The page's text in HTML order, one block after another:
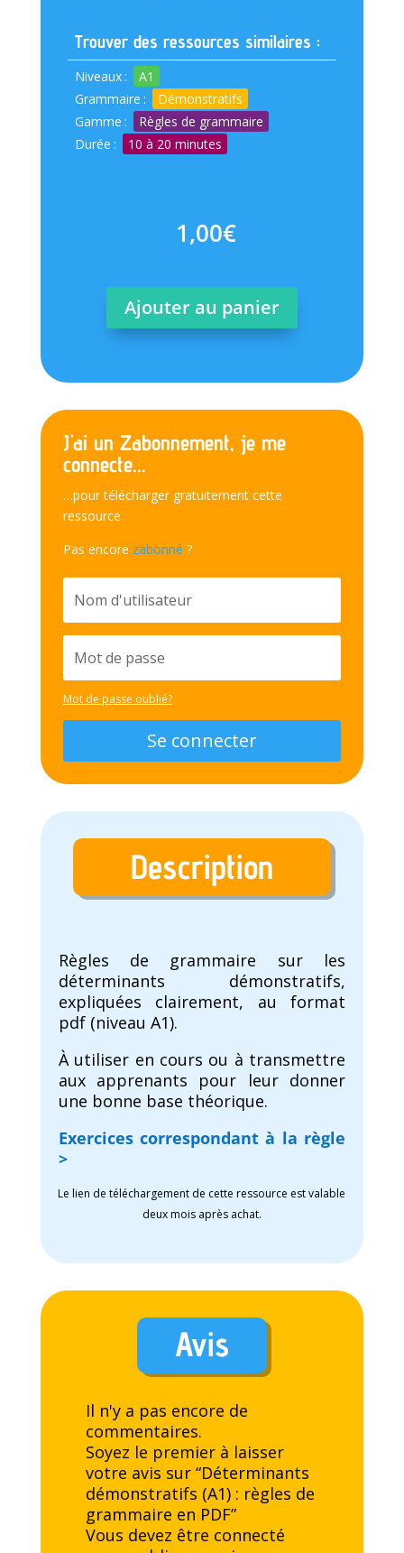
Trouver des ressources similaires :
Niveaux :
A1
Grammaire :
Démonstratifs
Gamme :
Règles de grammaire
Durée : 10 à 20 minutes
1,00€
Ajouter au panier
J'ai un Zabonnement, je me
connecte...
…pour télécharger gratuitement cette
ressource.
Pas encore zabonné ?
Mot de passe oublié?
Se connecter
Description
Règles de grammaire sur les
déterminants démonstratifs,
expliquées clairement, au format
pdf (niveau A1).
À utiliser en cours ou à transmettre
aux apprenants pour leur donner
une bonne base théorique.
Exercices correspondant à la règle
>
Le lien de téléchargement de cette ressource est valable
deux mois après achat.
Avis
Il n'y a pas encore de
commentaires.
Soyez le premier à laisser
votre avis sur “Déterminants
démonstratifs (A1) : règles de
grammaire en PDF”
Vous devez être connecté